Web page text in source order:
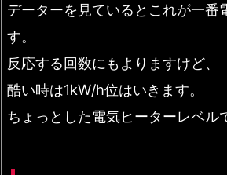
データーを見ているとこれが一番
す。
反応する回数にもよりますけど、
酷い時は1kW/h位はいきます。
ちょっとした電気ヒーターレベル